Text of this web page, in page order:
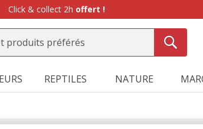
Click & collect 2h offert !
REPTILES NATURE